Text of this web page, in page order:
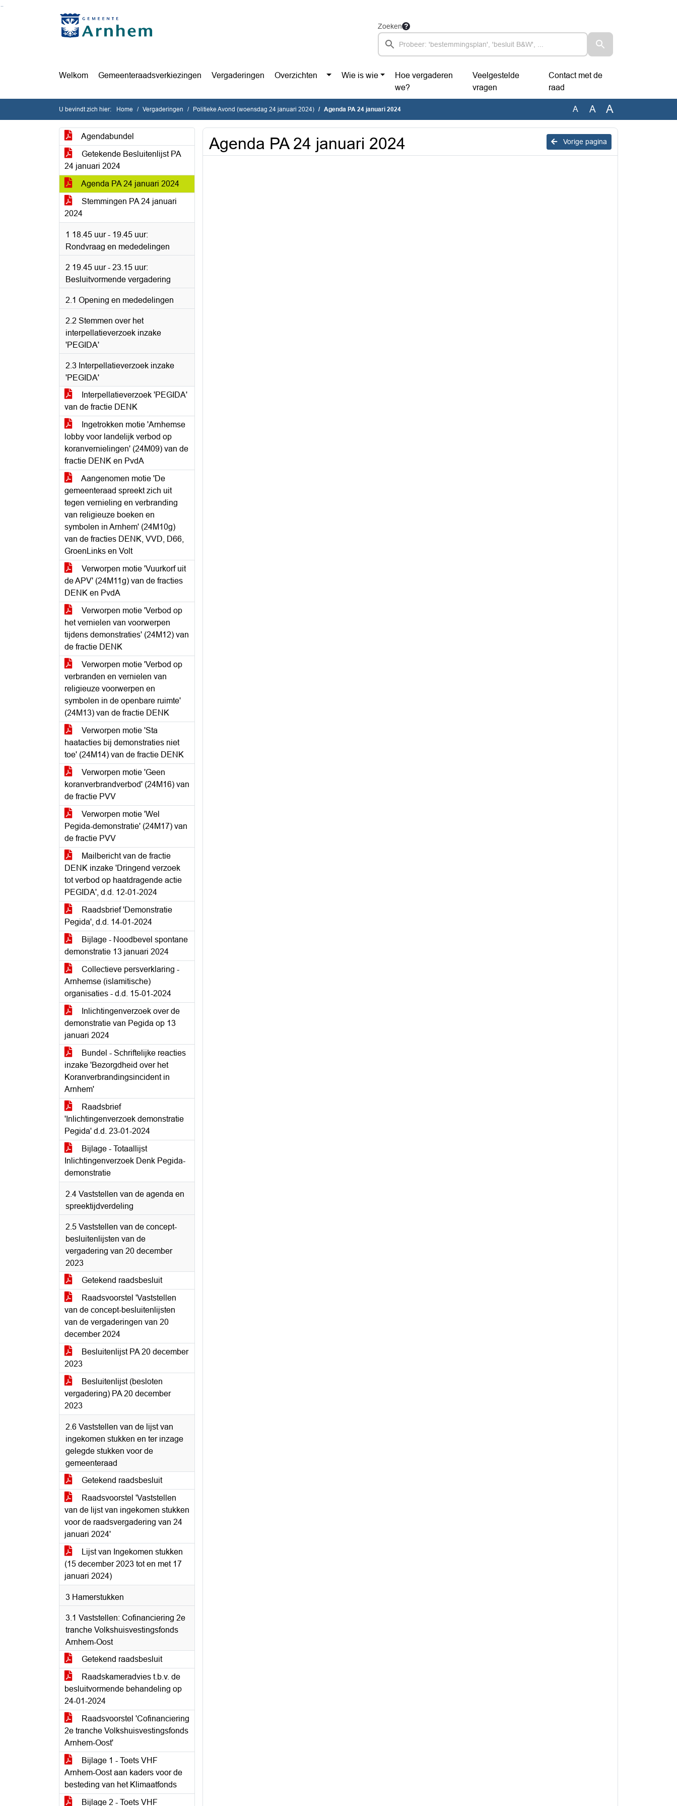
Ga naar de inhoud van deze pagina
Ga naar het zoeken
Ga naar het menu
Zoeken
Welkom Gemeenteraadsverkiezingen Vergaderingen Overzichten Wie is wie
Hoe vergaderen
we?
Veelgestelde
vragen
Contact met de
raad
U bevindt zich hier: Home Vergaderingen Politieke Avond (woensdag 24 januari 2024) Agenda PA 24 januari 2024 A A A
Agendabundel
Getekende Besluitenlijst PA
24 januari 2024
Agenda PA 24 januari 2024
Stemmingen PA 24 januari
2024
1 18.45 uur - 19.45 uur:
Rondvraag en mededelingen
2 19.45 uur - 23.15 uur:
Besluitvormende vergadering
2.1 Opening en mededelingen
2.2 Stemmen over het
interpellatieverzoek inzake
'PEGIDA'
2.3 Interpellatieverzoek inzake
'PEGIDA'
Interpellatieverzoek 'PEGIDA'
van de fractie DENK
Ingetrokken motie 'Arnhemse
lobby voor landelijk verbod op
koranvernielingen' (24M09) van de
fractie DENK en PvdA
Aangenomen motie 'De
gemeenteraad spreekt zich uit
tegen vernieling en verbranding
van religieuze boeken en
symbolen in Arnhem' (24M10g)
van de fracties DENK, VVD, D66,
GroenLinks en Volt
Verworpen motie 'Vuurkorf uit
de APV' (24M11g) van de fracties
DENK en PvdA
Verworpen motie 'Verbod op
het vernielen van voorwerpen
tijdens demonstraties' (24M12) van
de fractie DENK
Verworpen motie 'Verbod op
verbranden en vernielen van
religieuze voorwerpen en
symbolen in de openbare ruimte'
(24M13) van de fractie DENK
Verworpen motie 'Sta
haatacties bij demonstraties niet
toe' (24M14) van de fractie DENK
Verworpen motie 'Geen
koranverbrandverbod' (24M16) van
de fractie PVV
Verworpen motie 'Wel
Pegida-demonstratie' (24M17) van
de fractie PVV
Mailbericht van de fractie
DENK inzake 'Dringend verzoek
tot verbod op haatdragende actie
PEGIDA', d.d. 12-01-2024
Raadsbrief 'Demonstratie
Pegida', d.d. 14-01-2024
Bijlage - Noodbevel spontane
demonstratie 13 januari 2024
Collectieve persverklaring -
Arnhemse (islamitische)
organisaties - d.d. 15-01-2024
Inlichtingenverzoek over de
demonstratie van Pegida op 13
januari 2024
Bundel - Schriftelijke reacties
inzake 'Bezorgdheid over het
Koranverbrandingsincident in
Arnhem'
Raadsbrief
'Inlichtingenverzoek demonstratie
Pegida' d.d. 23-01-2024
Bijlage - Totaallijst
Inlichtingenverzoek Denk Pegida-
demonstratie
2.4 Vaststellen van de agenda en
spreektijdverdeling
2.5 Vaststellen van de concept-
besluitenlijsten van de
vergadering van 20 december
2023
Getekend raadsbesluit
Raadsvoorstel 'Vaststellen
van de concept-besluitenlijsten
van de vergaderingen van 20
december 2024
Besluitenlijst PA 20 december
2023
Besluitenlijst (besloten
vergadering) PA 20 december
2023
2.6 Vaststellen van de lijst van
ingekomen stukken en ter inzage
gelegde stukken voor de
gemeenteraad
Getekend raadsbesluit
Raadsvoorstel 'Vaststellen
van de lijst van ingekomen stukken
voor de raadsvergadering van 24
januari 2024'
Lijst van Ingekomen stukken
(15 december 2023 tot en met 17
januari 2024)
3 Hamerstukken
3.1 Vaststellen: Cofinanciering 2e
tranche Volkshuisvestingsfonds
Arnhem-Oost
Getekend raadsbesluit
Raadskameradvies t.b.v. de
besluitvormende behandeling op
24-01-2024
Raadsvoorstel 'Cofinanciering
2e tranche Volkshuisvestingsfonds
Arnhem-Oost'
Bijlage 1 - Toets VHF
Arnhem-Oost aan kaders voor de
besteding van het Klimaatfonds
Bijlage 2 - Toets VHF
Vorige pagina
Agenda PA 24 januari 2024